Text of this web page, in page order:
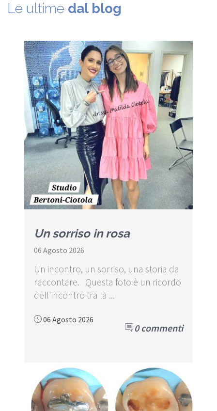
Le ultime dal blog
Un sorriso in rosa
06 Agosto 2026
Un incontro, un sorriso, una storia da
raccontare. Questa foto è un ricordo
dell'incontro tra la ...
06 Agosto 2026
0 commenti